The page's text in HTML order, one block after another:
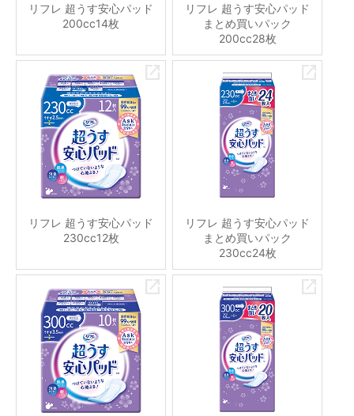
リフレ 超うす安心パッド
200cc14枚
リフレ 超うす安心パッド
まとめ買いパック
200cc28枚
リフレ 超うす安心パッド
230cc12枚
リフレ 超うす安心パッド
まとめ買いパック
230cc24枚